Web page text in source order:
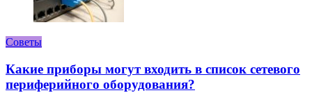
Советы
Какие приборы могут входить в список сетевого
периферийного оборудования?